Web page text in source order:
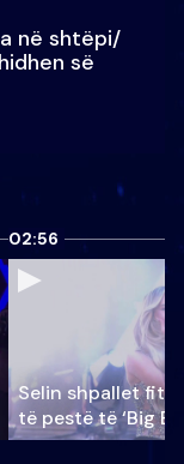
në shtëpi/
së
02:56
Selin shpallet
të pestë të ‘Big